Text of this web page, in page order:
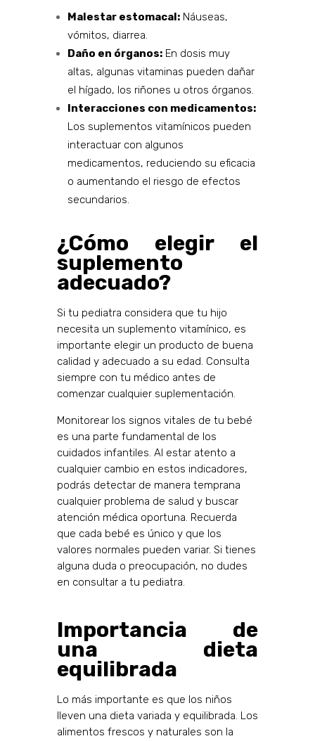
Malestar estomacal:Náuseas,
vómitos, diarrea.
Daño en órganos:En dosis muy
altas, algunas vitaminas pueden dañar
el hígado, los riñones u otros órganos.
Interacciones con medicamentos:
Los suplementos vitamínicos pueden
interactuar con algunos
medicamentos, reduciendo su eficacia
o aumentando el riesgo de efectos
secundarios.
¿Cómo elegir el
suplemento
adecuado?
Si tu pediatra considera que tu hijo
necesita un suplemento vitamínico, es
importante elegir un producto de buena
calidad y adecuado a su edad. Consulta
siempre con tu médico antes de
comenzar cualquier suplementación.
Monitorear los signos vitales de tu bebé
es una parte fundamental de los
cuidados infantiles. Al estar atento a
cualquier cambio en estos indicadores,
podrás detectar de manera temprana
cualquier problema de salud y buscar
atención médica oportuna. Recuerda
que cada bebé es único y que los
valores normales pueden variar. Si tienes
alguna duda o preocupación, no dudes
en consultar a tu pediatra.
Importancia de
una dieta
equilibrada
Lo más importante es que los niños
lleven una dieta variada y equilibrada. Los
alimentos frescos y naturales son la